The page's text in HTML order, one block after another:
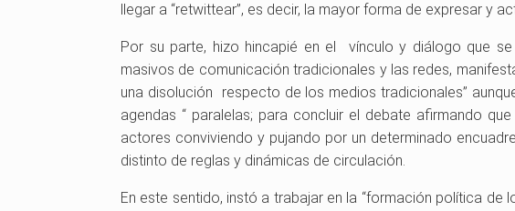
llegar a “retwittear”, es decir, la mayor forma de expresar y
Por su parte, hizo hincapié en el vínculo y diálogo que
masivos de comunicación tradicionales y las redes,
una disolución respecto de los medios tradicionales”
agendas “ paralelas; para concluir el debate afirmando
actores conviviendo y pujando por un determinado
distinto de reglas y dinámicas de circulación.
En este sentido, instó a trabajar en la “formación política